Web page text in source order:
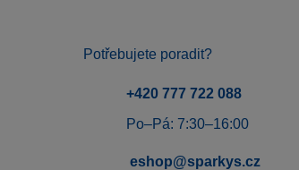
Potřebujete poradit?
+420 777 722 088
Po–Pá: 7:30–16:00
eshop@sparkys.cz